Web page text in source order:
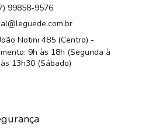
99858-9576
Notini 485 (Centro) -
9h às 18h (Segunda à
13h30 (Sábado)